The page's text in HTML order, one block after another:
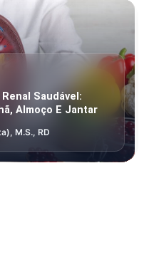
Saudável:
Almoço E Jantar
M.S., RD